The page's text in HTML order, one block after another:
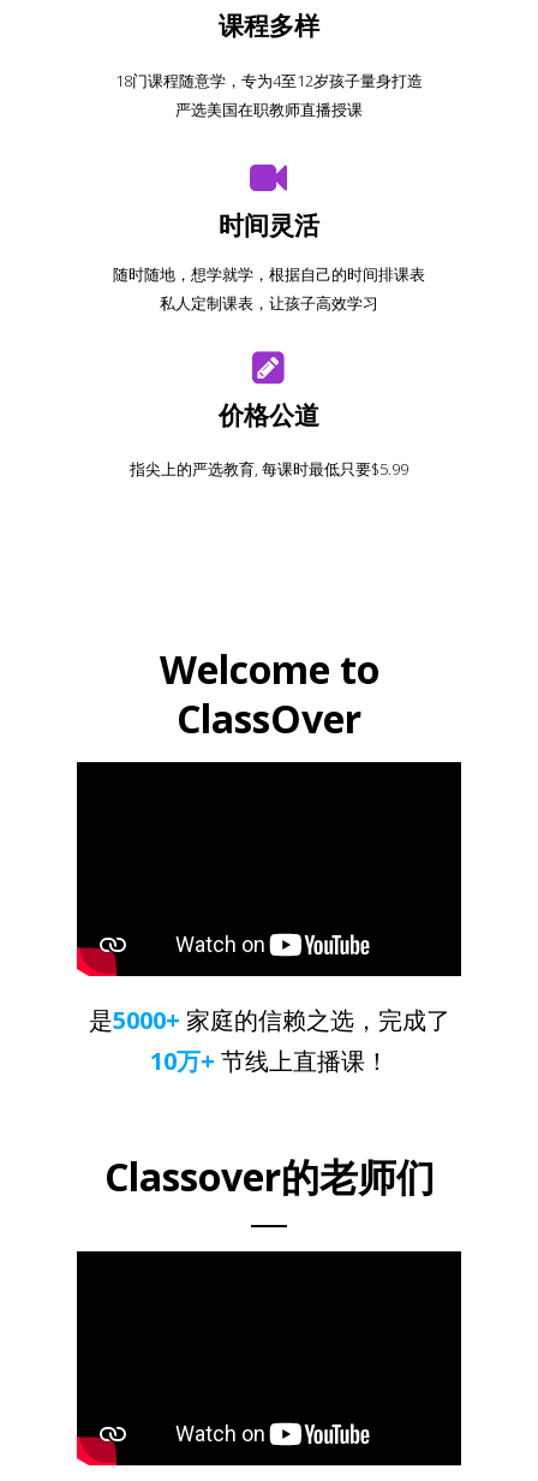
课程多样
18门课程随意学，专为4至12岁孩子量身打造
严选美国在职教师直播授课
时间灵活
随时随地，想学就学，根据自己的时间排课表
私人定制课表，让孩子高效学习
价格公道
指尖上的严选教育, 每课时最低只要$5.99
是5000+ 家庭的信赖之选，完成了
10万+ 节线上直播课！
Welcome to
ClassOver
Classover的老师们